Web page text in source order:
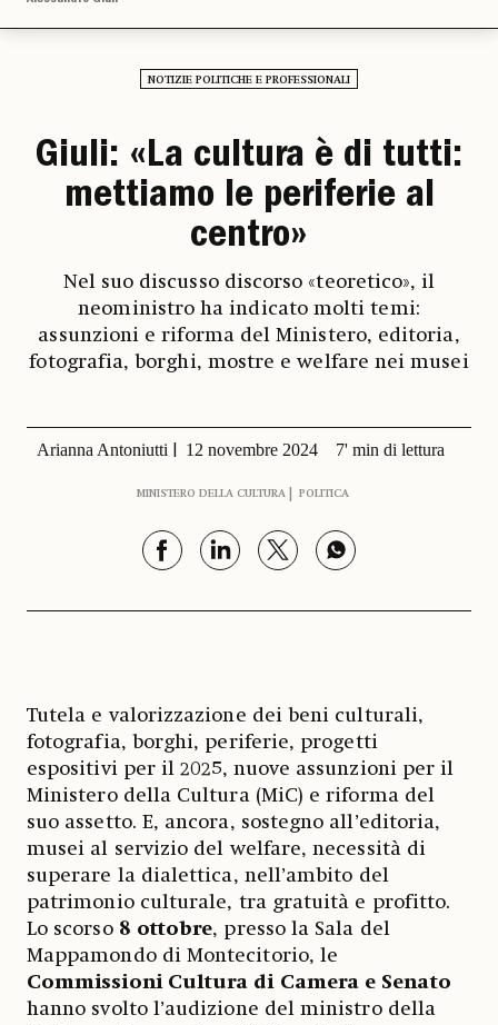
NOTIZIE POLITICHE E PROFESSIONALI
Giuli: «La cultura è di tutti:
mettiamo le periferie al
centro»
Nel suo discusso discorso «teoretico», il
neoministro ha indicato molti temi:
assunzioni e riforma del Ministero, editoria,
fotografia, borghi, mostre e welfare nei musei
Arianna Antoniutti 12 novembre 2024 7' min di lettura
MINISTERO DELLA CULTURA POLITICA
Tutela e valorizzazione dei beni culturali,
fotografia, borghi, periferie, progetti
espositivi per il 2025, nuove assunzioni per il
Ministero della Cultura (MiC) e riforma del
suo assetto. E, ancora, sostegno all’editoria,
musei al servizio del welfare, necessità di
superare la dialettica, nell’ambito del
patrimonio culturale, tra gratuità e profitto.
Lo scorso 8 ottobre, presso la Sala del
Mappamondo di Montecitorio, le
Commissioni Cultura di Camera e Senato
hanno svolto l’audizione del ministro della